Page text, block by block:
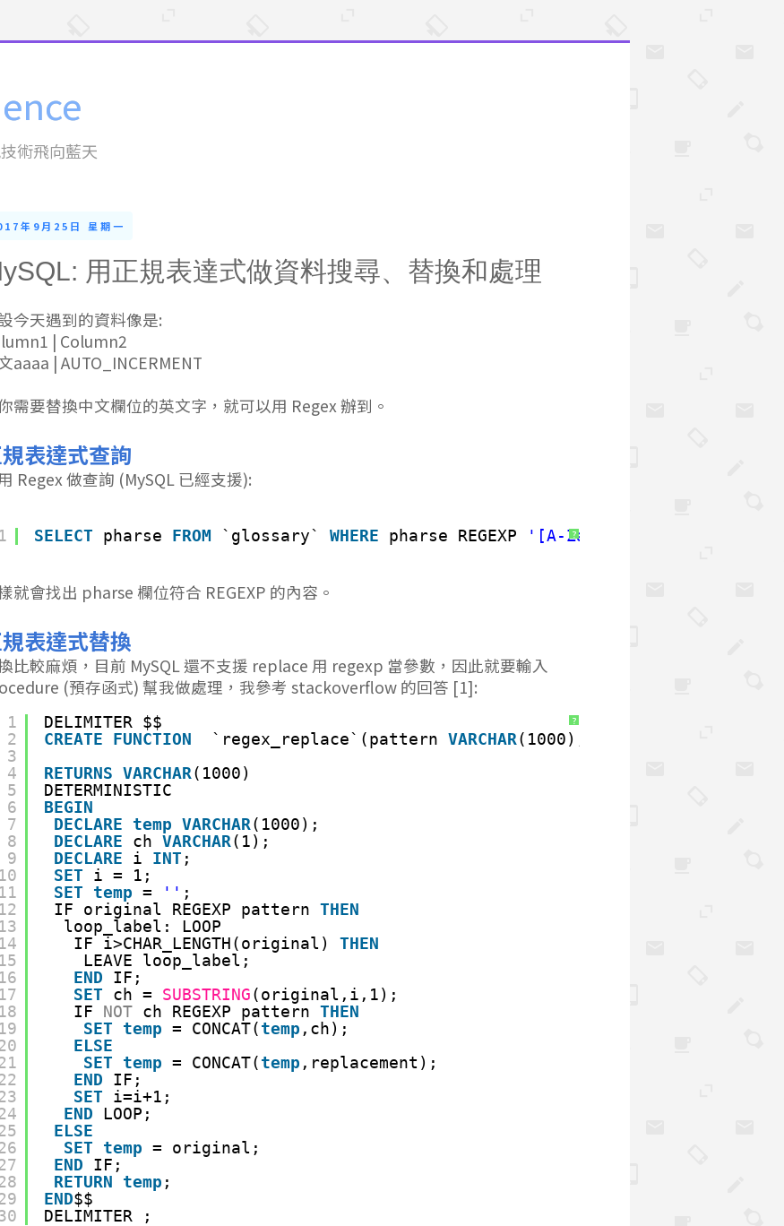
術飛向藍天
年9月25日 星期一
用正規表達式做資料搜尋、替換和處理
今天遇到的資料像是:
| Column2
aaaa | AUTO_INCERMENT
需要替換中文欄位的英文字，就可以用 Regex 辦到。
表達式查詢
Regex 做查詢 (MySQL 已經支援):
?
1 SELECT pharse FROM `glossary` WHERE pharse REGEXP '[A-Za-z]'
就會找出 pharse 欄位符合 REGEXP 的內容。
表達式替換
比較麻煩，目前 MySQL 還不支援 replace 用 regexp 當參數，因此就要輸入
(預存函式) 幫我做處理，我參考 stackoverflow 的回答 [1]:
?
1
2
3
4
5
6
7
8
9
10
11
12
13
14
15
16
17
18
19
DELIMITER $$
CREATE
FUNCTION `regex_replace`(pattern VARCHAR(1000),replacement
RETURNS VARCHAR(1000)
DETERMINISTIC
BEGIN
DECLARE
temp VARCHAR(1000);
DECLARE
ch VARCHAR(1);
DECLARE
i INT ;
SET
i = 1;
SET
temp = '' ;
IF original REGEXP pattern THEN
loop_label: LOOP
IF i>CHAR_LENGTH(original) THEN
LEAVE loop_label;
END
IF;
SET
ch = SUBSTRING (original,i,1);
IF NOT ch REGEXP pattern THEN
SET
temp = CONCAT( temp ,ch);
ELSE
SET
temp = CONCAT( temp ,replacement);
END
IF;
SET
i=i+1;
END
LOOP;
ELSE
SET
temp = original;
END
IF;
RETURN
temp ;
END$$
DELIMITER ;